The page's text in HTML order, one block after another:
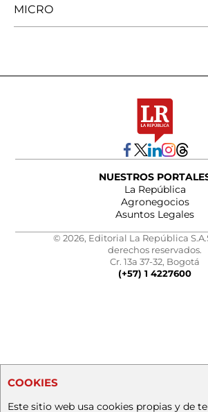
MICRO
NUESTROS
La República
Agronegocios
Asuntos Legales
© 2026, Editorial La República
derechos reservados.
Cr. 13a 37-32, Bogotá
(+57) 1 4227600
COOKIES
Este sitio web usa cookies propias y de